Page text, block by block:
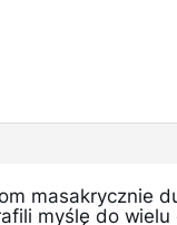
masakrycznie
myślę do